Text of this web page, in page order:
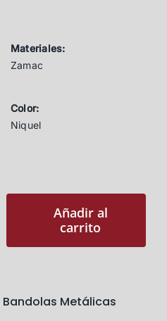
Materiales:
Zamac
Color:
Niquel
Añadir al
carrito
Bandolas Metálicas